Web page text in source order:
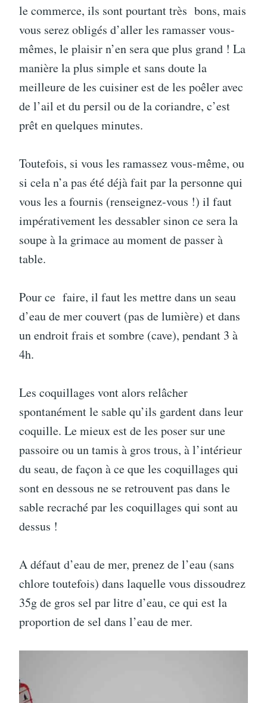
le commerce, ils sont pourtant très bons, mais
vous serez obligés d’aller les ramasser vous-
mêmes, le plaisir n’en sera que plus grand ! La
manière la plus simple et sans doute la
meilleure de les cuisiner est de les poêler avec
de l’ail et du persil ou de la coriandre, c’est
prêt en quelques minutes.
Toutefois, si vous les ramassez vous-même, ou
si cela n’a pas été déjà fait par la personne qui
vous les a fournis (renseignez-vous !) il faut
impérativement les dessabler sinon ce sera la
soupe à la grimace au moment de passer à
table.
Pour ce faire, il faut les mettre dans un seau
d’eau de mer couvert (pas de lumière) et dans
un endroit frais et sombre (cave), pendant 3 à
4h.
Les coquillages vont alors relâcher
spontanément le sable qu’ils gardent dans leur
coquille. Le mieux est de les poser sur une
passoire ou un tamis à gros trous, à l’intérieur
du seau, de façon à ce que les coquillages qui
sont en dessous ne se retrouvent pas dans le
sable recraché par les coquillages qui sont au
dessus !
A défaut d’eau de mer, prenez de l’eau (sans
chlore toutefois) dans laquelle vous dissoudrez
35g de gros sel par litre d’eau, ce qui est la
proportion de sel dans l’eau de mer.